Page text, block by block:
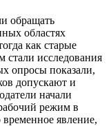
обращать
областях
как старые
стали исследования
опросы показали,
допускают и
начали
режим в
явление,